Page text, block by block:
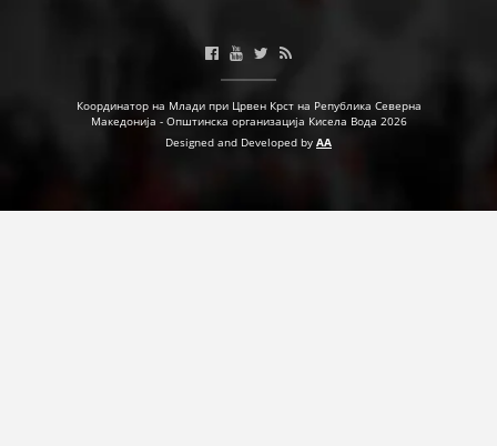
ПРИРАЧНИЦИ
Координатор на Млади при Црвен Крст на Република Северна
Македонија - Општинска организација Кисела Вода 2026
Designed and Developed by AA